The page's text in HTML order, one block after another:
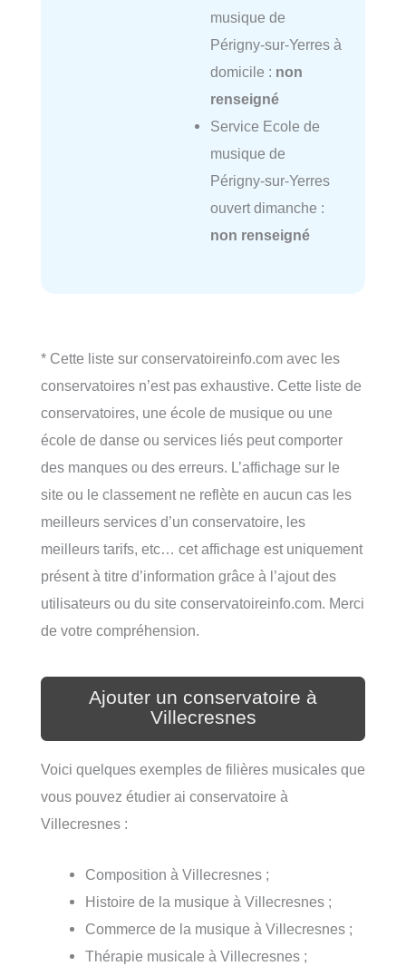
musique de
Périgny-sur-Yerres à
domicile : non
renseigné
Service Ecole de
musique de
Périgny-sur-Yerres
ouvert dimanche :
non renseigné
* Cette liste sur conservatoireinfo.com avec les
conservatoires n’est pas exhaustive. Cette liste de
conservatoires, une école de musique ou une
école de danse ou services liés peut comporter
des manques ou des erreurs. L’affichage sur le
site ou le classement ne reflète en aucun cas les
meilleurs services d’un conservatoire, les
meilleurs tarifs, etc… cet affichage est uniquement
présent à titre d’information grâce à l’ajout des
utilisateurs ou du site conservatoireinfo.com. Merci
de votre compréhension.
Ajouter un conservatoire à
Villecresnes
Voici quelques exemples de filières musicales que
vous pouvez étudier ai conservatoire à
Villecresnes :
Composition à Villecresnes ;
Histoire de la musique à Villecresnes ;
Commerce de la musique à Villecresnes ;
Thérapie musicale à Villecresnes ;